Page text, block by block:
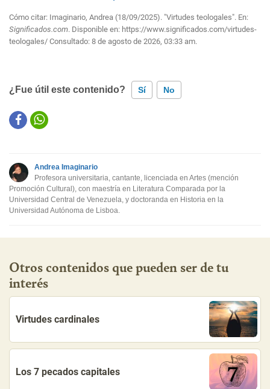
Cómo citar: Imaginario, Andrea (18/09/2025). "Virtudes teologales". En:
Significados.com. Disponible en: https://www.significados.com/virtudes-
teologales/ Consultado: 8 de agosto de 2026, 03:33 am.
¿Fue útil este contenido? Sí No
Este contenido contiene información incorrecta
Otro
Andrea Imaginario
Profesora universitaria, cantante, licenciada en Artes (mención
Promoción Cultural), con maestría en Literatura Comparada por la
Universidad Central de Venezuela, y doctoranda en Historia en la
Universidad Autónoma de Lisboa.
Otros contenidos que pueden ser de tu
interés
Virtudes cardinales
Los 7 pecados capitales